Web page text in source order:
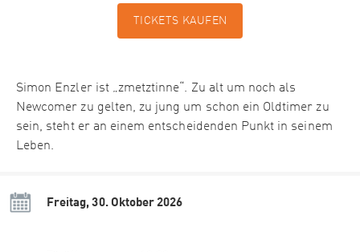
TICKETS KAUFEN
Simon Enzler ist „zmetztinne“. Zu alt um noch als
Newcomer zu gelten, zu jung um schon ein Oldtimer zu
sein, steht er an einem entscheidenden Punkt in seinem
Leben.
Freitag, 30. Oktober 2026